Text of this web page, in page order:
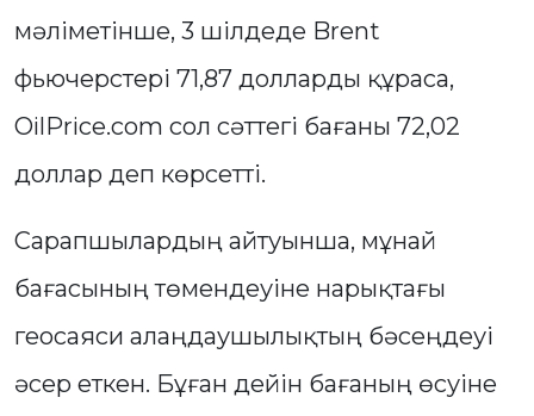
мәліметінше, 3 шілдеде Brent
фьючерстері 71,87 долларды құраса,
OilPrice.com сол сәттегі бағаны 72,02
доллар деп көрсетті.
Сарапшылардың айтуынша, мұнай
бағасының төмендеуіне нарықтағы
геосаяси алаңдаушылықтың бәсеңдеуі
әсер еткен. Бұған дейін бағаның өсуіне